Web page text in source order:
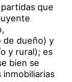
que
de dueño) y
y rural); es
bien se